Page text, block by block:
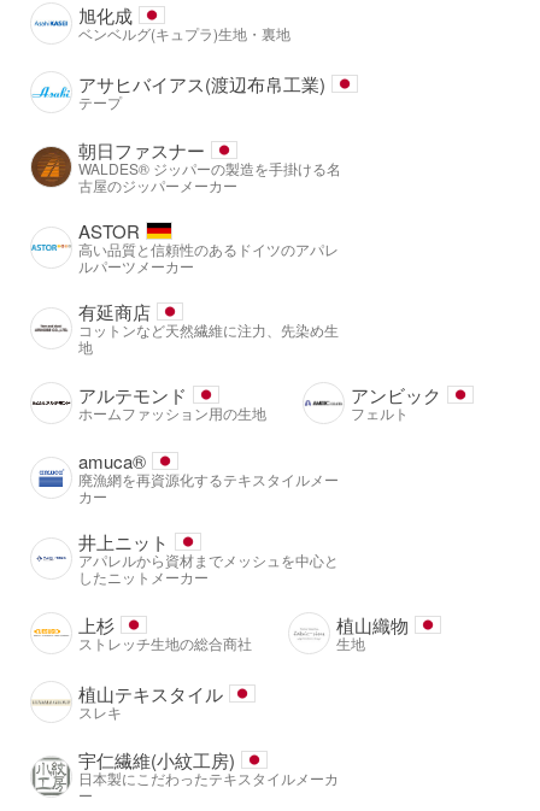
旭化成
ベンベルグ(キュプラ)生地・裏地
アサヒバイアス(渡辺布帛工業)
テープ
朝日ファスナー
WALDES® ジッパーの製造を手掛ける名
古屋のジッパーメーカー
ASTOR
高い品質と信頼性のあるドイツのアパレ
ルパーツメーカー
有延商店
コットンなど天然繊維に注力、先染め生
地
アルテモンド
ホームファッション用の生地
アンビック
フェルト
amuca®️
廃漁網を再資源化するテキスタイルメー
カー
井上ニット
アパレルから資材までメッシュを中心と
したニットメーカー
上杉
ストレッチ生地の総合商社
植山織物
生地
植山テキスタイル
スレキ
宇仁繊維(小紋工房)
日本製にこだわったテキスタイルメーカ
ー